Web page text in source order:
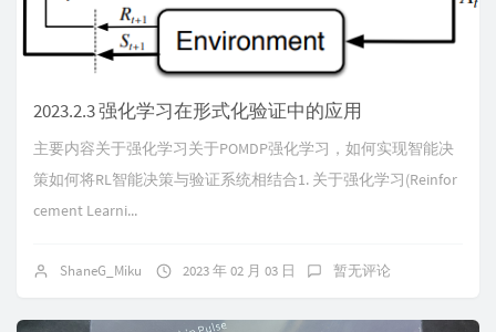
2023.2.3 强化学习在形式化验证中的应用
主要内容关于强化学习关于POMDP强化学习，如何实现智能决
策如何将RL智能决策与验证系统相结合1. 关于强化学习(Reinfor
cement Learni...
ShaneG_Miku 2023 年 02 月 03 日 暂无评论